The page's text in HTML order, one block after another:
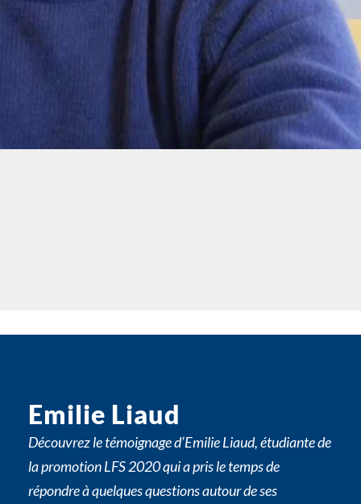
Emilie Liaud
Découvrez le témoignage d’Emilie Liaud, étudiante de
la promotion LFS 2020 qui a pris le temps de
répondre à quelques questions autour de ses